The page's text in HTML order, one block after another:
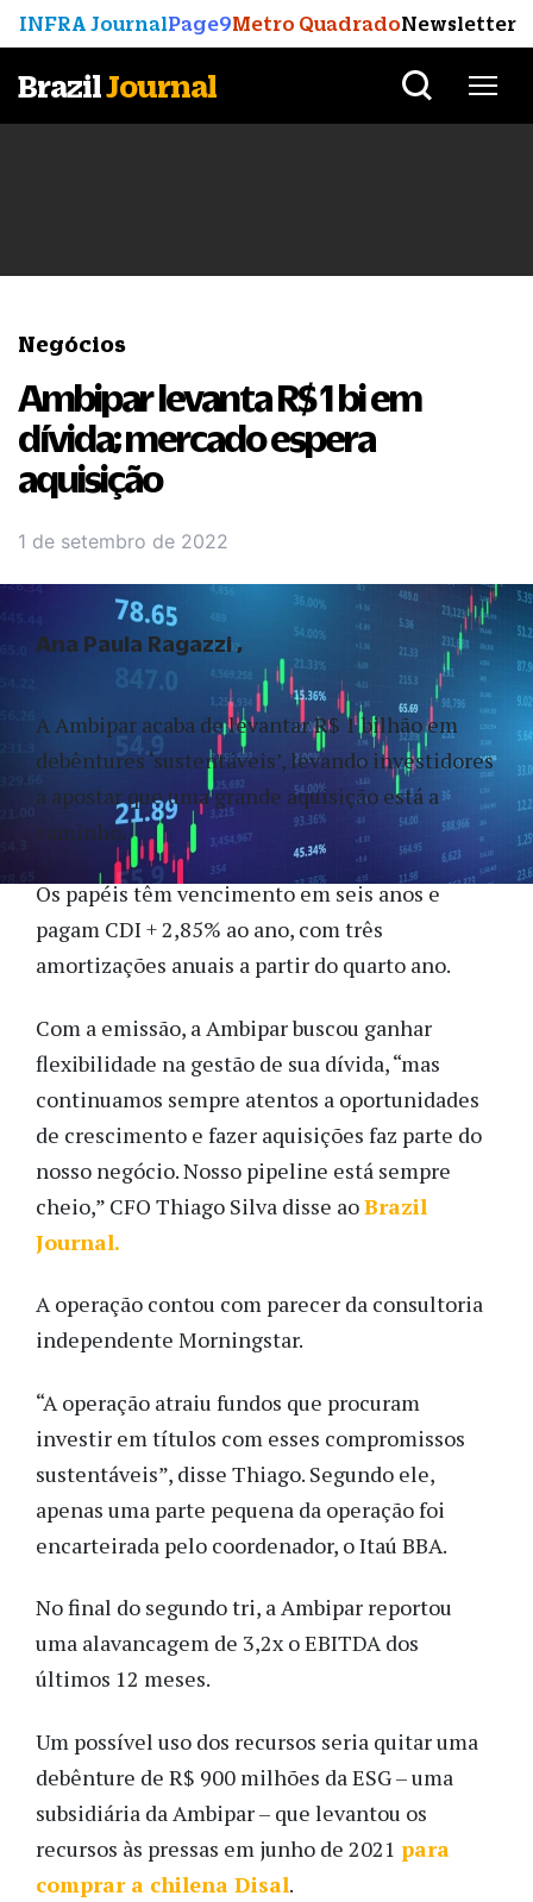
INFRA JournalPage9Metro QuadradoNewsletter
BrazilJournal
Negócios
Ambipar levanta R$ 1 bi em
dívida; mercado espera
aquisição
1 de setembro de 2022
A Ambipar acaba de levantar R$ 1 bilhão em
debêntures ‘sustentáveis’, levando investidores
a apostar que uma grande aquisição está a
caminho.
Os papéis têm vencimento em seis anos e
pagam CDI + 2,85% ao ano, com três
amortizações anuais a partir do quarto ano.
Com a emissão, a Ambipar buscou ganhar
flexibilidade na gestão de sua dívida, “mas
continuamos sempre atentos a oportunidades
de crescimento e fazer aquisições faz parte do
nosso negócio. Nosso pipeline está sempre
cheio,” CFO Thiago Silva disse aoBrazil
Journal.
A operação contou com parecer da consultoria
independente Morningstar.
“A operação atraiu fundos que procuram
investir em títulos com esses compromissos
sustentáveis”, disse Thiago. Segundo ele,
apenas uma parte pequena da operação foi
encarteirada pelo coordenador, o Itaú BBA.
No final do segundo tri, a Ambipar reportou
uma alavancagem de 3,2x o EBITDA dos
últimos 12 meses.
Um possível uso dos recursos seria quitar uma
debênture de R$ 900 milhões da ESG – uma
subsidiária da Ambipar – que levantou os
recursos às pressas em junho de 2021 para
comprar a chilena Disal.
Ana Paula Ragazzi